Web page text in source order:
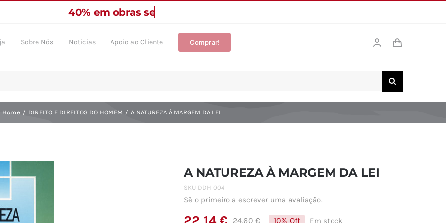
Sobre Nós Noticias Apoio ao Cliente Comprar!
Home DIREITO E DIREITOS DO HOMEM A NATUREZA À MARGEM DA LEI
A NATUREZA À MARGEM DA LEI
SKU DDH 004
Sê o primeiro a escrever uma avaliação.
24,60€ 10% Off Em stock